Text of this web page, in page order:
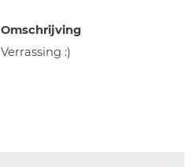
Omschrijving
Verrassing :)